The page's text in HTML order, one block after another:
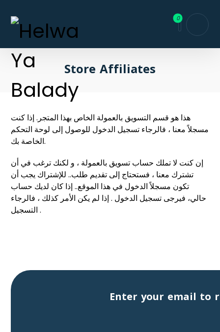
Store Affiliates
هذا هو قسم التسويق بالعمولة الخاص بهذا المتجر. إذا كنت
مسجلاً معنا ، فالرجاء تسجيل الدخول للوصول إلى لوحة التحكم
الخاصة بك.
إن كنت لا تملك حساب تسويق بالعمولة ، و لكنك ترغب في أن
تشترك معنا ، فستحتاج إلى تقديم طلب.. للإشتراك يجب أن
تكون مسجلاً الدخول في هذا الموقع.. إذا كان لديك حساب
حالي، فيرجى تسجيل الدخول . إذا لم يكن الأمر كذلك ، فالرجاء
التسجيل.
Enter your email to